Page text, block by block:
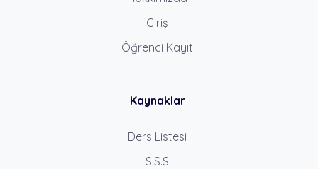
Giriş
Öğrenci Kayıt
Kaynaklar
Ders Listesi
S.S.S